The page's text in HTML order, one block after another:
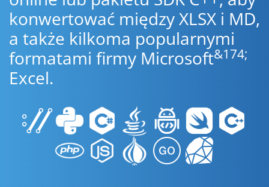
konwertować między XLSX i MD,
a także kilkoma popularnymi
formatami firmy Microsoft&174;
Excel.